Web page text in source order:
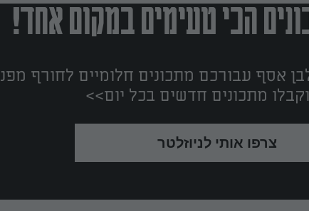
הכי טעימים במקום אחד!
אסף עבורכם מתכונים חלומיים לחורף
מתכונים חדשים בכל יום>>
צרפו אותי לניוזלטר